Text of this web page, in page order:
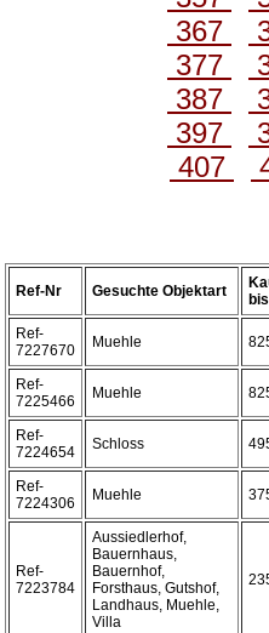
367
377
387
397
407
Ref-Nr Gesuchte Objektart
Ref-
7227670
Muehle
Ref-
7225466
Muehle
Ref-
7224654
Schloss
Ref-
7224306
Muehle
Ref-
7223784
Aussiedlerhof,
Bauernhaus,
Bauernhof,
Forsthaus, Gutshof,
Landhaus, Muehle,
Villa